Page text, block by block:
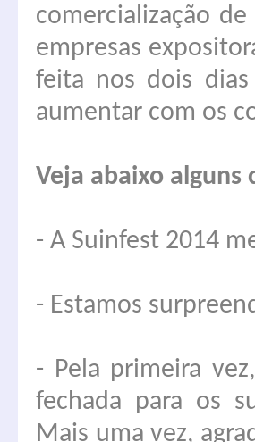
comercialização
empresas
feita nos dois
aumentar com os
Veja abaixo
- A Suinfest 2014
- Estamos
- Pela primeira
fechada para os
Mais uma vez,